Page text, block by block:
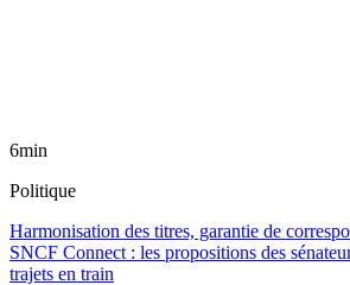
6min
Politique
Harmonisation des titres, garantie de
SNCF Connect : les propositions des
trajets en train